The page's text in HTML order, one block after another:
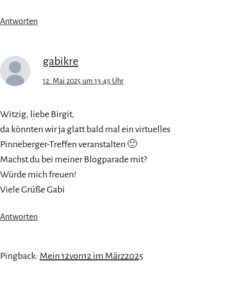
Antworten
gabikre
12. Mai 2025 um 13:45 Uhr
Witzig, liebe Birgit,
da könnten wir ja glatt bald mal ein virtuelles
Pinneberger-Treffen veranstalten 🙂
Machst du bei meiner Blogparade mit?
Würde mich freuen!
Viele Grüße Gabi
Antworten
Pingback: Mein 12von12 im März2025